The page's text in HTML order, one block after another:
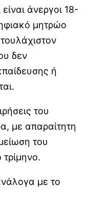
άνεργοι 18-
μητρώο
δεν
ή
του
με απαραίτητη
του
με το